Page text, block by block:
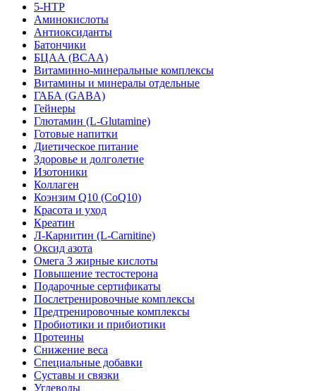
5-HTP
Аминокислоты
Антиоксиданты
Батончики
БЦАА (BCAA)
Витаминно-минеральные комплексы
Витамины и минералы отдельные
ГАБА (GABA)
Гейнеры
Глютамин (L-Glutamine)
Готовые напитки
Диетическое питание
Здоровье и долголетие
Изотоники
Коллаген
Коэнзим Q10 (CoQ10)
Красота и уход
Креатин
Л-Карнитин (L-Сarnitine)
Оксид азота
Омега 3 жирные кислоты
Повышение тестостерона
Подарочные сертификаты
Послетренировочные комплексы
Предтренировочные комплексы
Пробиотики и прибиотики
Протеины
Снижение веса
Специальные добавки
Суставы и связки
Углеводы